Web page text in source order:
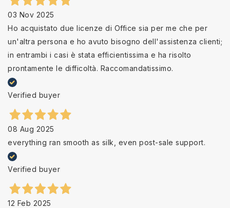
03 Nov 2025
Ho acquistato due licenze di Office sia per me che per
un'altra persona e ho avuto bisogno dell'assistenza clienti;
in entrambi i casi è stata efficientissima e ha risolto
prontamente le difficoltà. Raccomandatissimo.
Verified buyer
08 Aug 2025
everything ran smooth as silk, even post-sale support.
Verified buyer
12 Feb 2025